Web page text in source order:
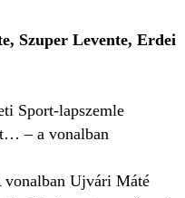
Szuper Levente, Erdei
Sport-lapszemle
– a vonalban
vonalban Ujvári Máté